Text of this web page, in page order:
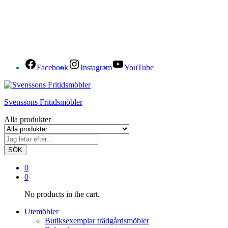
Facebook Instagram YouTube
Svenssons Fritidsmöbler
Alla produkter
SÖK
0
0
No products in the cart.
Utemöbler
Butiksexemplar trädgårdsmöbler